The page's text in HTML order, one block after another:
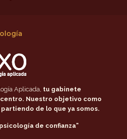
Aplicada, tu gabinete
. Nuestro objetivo como
de lo que ya somos.
de confianza”